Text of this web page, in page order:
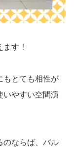
す！
もとても相性が
いやすい空間演
のならば、バル